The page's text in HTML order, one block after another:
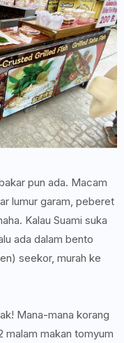
pun ada. Macam
lumur garam, peberet
Kalau Suami suka
ada dalam bento
seekor, murah ke
Mana-mana korang
malam makan tomyum